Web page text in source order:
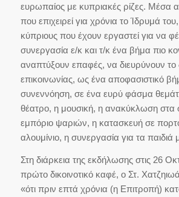
ευρωπαίος με κυπριακές ρίζες. Μέσα
που επιχειρεί για χρόνια το Ίδρυμά
κύπριους που έχουν εργαστεί για να
συνεργασία ε/κ και τ/κ ένα βήμα πιο
αναπτύξουν επαφές, να διευρύνουν το
επικοινωνίας, ως ένα αποφασιστικό
συνεννόηση, σε ένα ευρύ φάσμα
θέατρο, η μουσική, η ανακύκλωση στα
εμπόριο ψαριών, η κατασκευή σε
αλουμίνιο, η συνεργασία για τα παιδιά
Στη διάρκεια της εκδήλωσης στις 26
πρώτο δικοινοτικό καφέ, ο Στ.
«ότι πριν επτά χρόνια (η Επιτροπή)